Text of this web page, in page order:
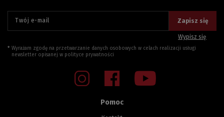
Pomoc
Twój e-mail Zapisz się
Wypisz się
Wyrażam zgodę na przetwarzanie danych osobowych w celach realizacji usługi
newsletter opisanej w polityce prywatności